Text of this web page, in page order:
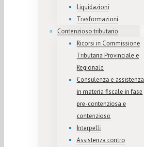
Liquidazioni
Trasformazioni
Contenzioso tributario
Ricorsi in Commissione
Tributaria Provinciale e
Regionale
Consulenza e assistenza
in materia fiscale in fase
pre-contenziosa e
contenzioso
Interpelli
Assistenza contro